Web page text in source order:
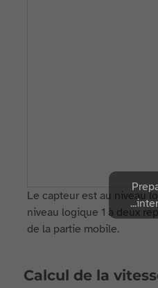
Le capteur est au niveau
niveau logique 1 à deux
de la partie mobile.
Calcul de la